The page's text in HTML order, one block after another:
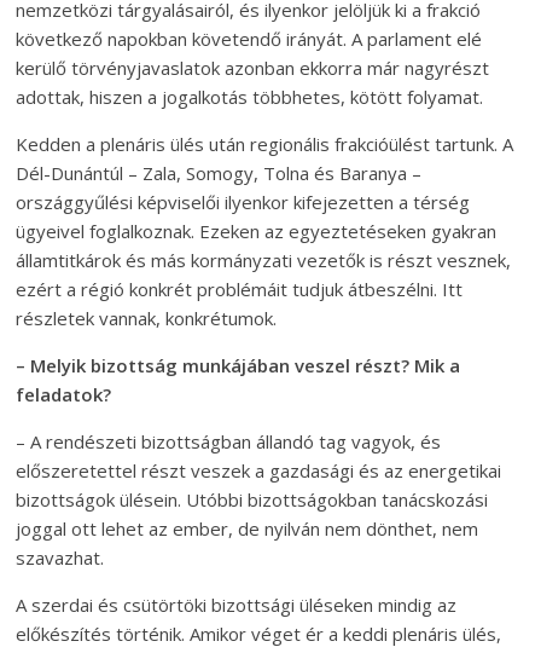
nemzetközi tárgyalásairól, és ilyenkor jelöljük ki a frakció
következő napokban követendő irányát. A parlament elé
kerülő törvényjavaslatok azonban ekkorra már nagyrészt
adottak, hiszen a jogalkotás többhetes, kötött folyamat.
Kedden a plenáris ülés után regionális frakcióülést tartunk. A
Dél-Dunántúl – Zala, Somogy, Tolna és Baranya –
országgyűlési képviselői ilyenkor kifejezetten a térség
ügyeivel foglalkoznak. Ezeken az egyeztetéseken gyakran
államtitkárok és más kormányzati vezetők is részt vesznek,
ezért a régió konkrét problémáit tudjuk átbeszélni. Itt
részletek vannak, konkrétumok.
– Melyik bizottság munkájában veszel részt? Mik a
feladatok?
– A rendészeti bizottságban állandó tag vagyok, és
előszeretettel részt veszek a gazdasági és az energetikai
bizottságok ülésein. Utóbbi bizottságokban tanácskozási
joggal ott lehet az ember, de nyilván nem dönthet, nem
szavazhat.
A szerdai és csütörtöki bizottsági üléseken mindig az
előkészítés történik. Amikor véget ér a keddi plenáris ülés,